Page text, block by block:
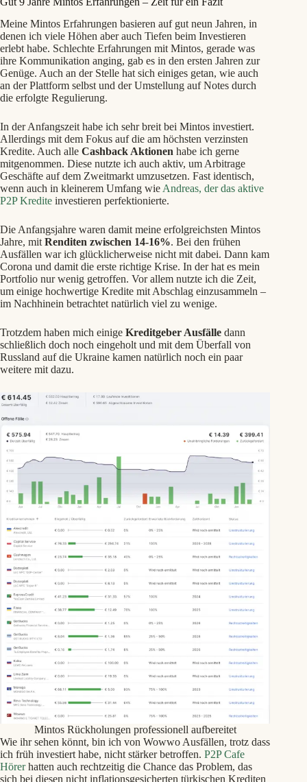
Meine Mintos Erfahrungen basieren auf gut neun Jahren, in
denen ich viele Höhen aber auch Tiefen beim Investieren
erlebt habe. Schlechte Erfahrungen mit Mintos, gerade was
ihre Kommunikation anging, gab es in den ersten Jahren zur
Genüge. Auch an der Stelle hat sich einiges getan, wie auch
an der Plattform selbst und der Umstellung auf Notes durch
die erfolgte Regulierung.
In der Anfangszeit habe ich sehr breit bei Mintos investiert.
Allerdings mit dem Fokus auf die am höchsten verzinsten
Kredite. Auch alle Cashback Aktionen habe ich gerne
mitgenommen. Diese nutzte ich auch aktiv, um Arbitrage
Geschäfte auf dem Zweitmarkt umzusetzen. Fast identisch,
wenn auch in kleinerem Umfang wieAndreas, der das aktive
P2P Kredite investieren perfektionierte.
Die Anfangsjahre waren damit meine erfolgreichsten Mintos
Jahre, mitRenditen zwischen 14-16%. Bei den frühen
Ausfällen war ich glücklicherweise nicht mit dabei. Dann kam
Corona und damit die erste richtige Krise. In der hat es mein
Portfolio nur wenig getroffen. Vor allem nutzte ich die Zeit,
um einige hochwertige Kredite mit Abschlag einzusammeln –
im Nachhinein betrachtet natürlich viel zu wenige.
Trotzdem haben mich einige Kreditgeber Ausfälle dann
schließlich doch noch eingeholt und mit dem Überfall von
Russland auf die Ukraine kamen natürlich noch ein paar
weitere mit dazu.
Mintos Rückholungen professionell aufbereitet
Wie ihr sehen könnt, bin ich von Wowwo Ausfällen, trotz dass
ich früh investiert habe, nicht stärker betroffen. P2P Cafe
Hörerhatten auch rechtzeitig die Chance das Problem, das
sich bei diesen nicht inflationsgesicherten türkischen Krediten